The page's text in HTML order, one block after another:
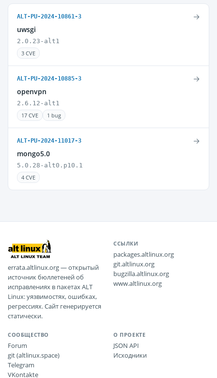
ALT-PU-2024-10861-3
uwsgi
2.0.23-alt1
3 CVE
→
ALT-PU-2024-10885-3
openvpn
2.6.12-alt1
17 CVE
1 bug
→
ALT-PU-2024-11017-3
mongo5.0
5.0.28-alt0.p10.1
4 CVE
→
errata.altlinux.org — открытый
источник бюллетеней об
исправлениях в пакетах ALT
Linux: уязвимостях, ошибках,
регрессиях. Сайт генерируется
статически.
ССЫЛКИ
packages.altlinux.org
git.altlinux.org
bugzilla.altlinux.org
www.altlinux.org
СООБЩЕСТВО
Forum
git (altlinux.space)
Telegram
VKontakte
О ПРОЕКТЕ
JSON API
Исходники